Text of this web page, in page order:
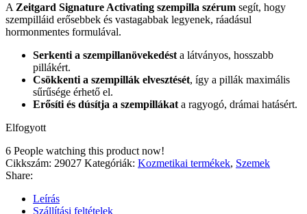
A Zeitgard Signature Activating szempilla szérum segít, hogy
szempilláid erősebbek és vastagabbak legyenek, ráadásul
hormonmentes formulával.
Serkenti a szempillanövekedést a látványos, hosszabb
pillákért.
Csökkenti a szempillák elvesztését, így a pillák maximális
sűrűsége érhető el.
Erősíti és dúsítja a szempillákat a ragyogó, drámai hatásért.
Elfogyott
6 People watching this product now!
Cikkszám: 29027 Kategóriák: Kozmetikai termékek, Szemek
Share:
Leírás
Szállítási feltételek